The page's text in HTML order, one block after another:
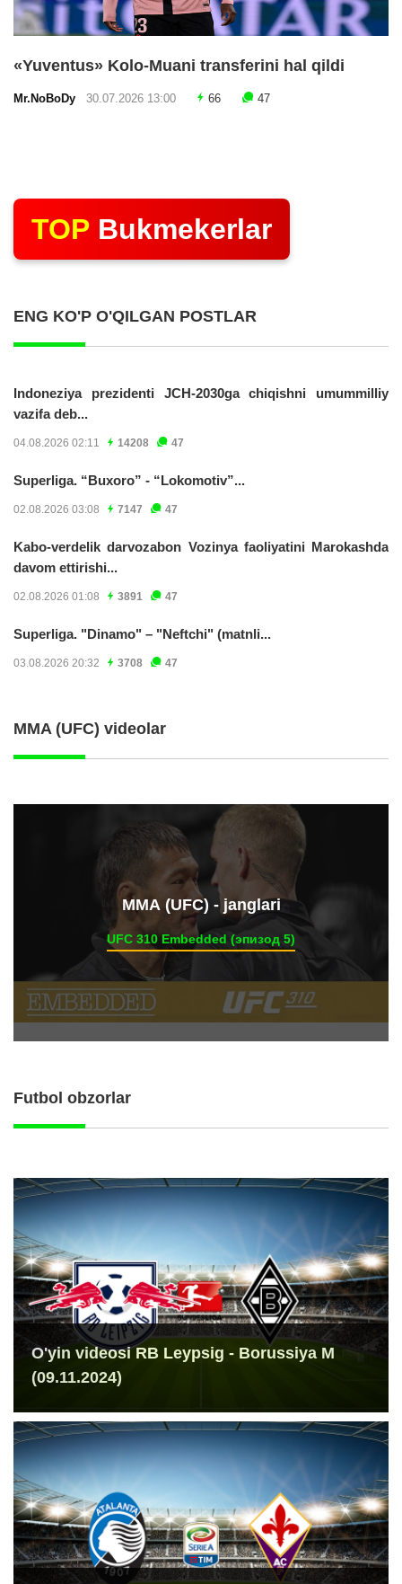
«Yuventus» Kolo-Muani transferini hal qildi
Mr.NoBoDy 30.07.2026 13:00 66 47
TOP Bukmekerlar
ENG KO'P O'QILGAN POSTLAR
Indoneziya prezidenti JCH-2030ga chiqishni umummilliy
vazifa deb...
04.08.2026 02:11 14208 47
Superliga. “Buxoro” - “Lokomotiv”...
02.08.2026 03:08 7147 47
Kabo-verdelik darvozabon Vozinya faoliyatini Marokashda
davom ettirishi...
02.08.2026 01:08 3891 47
Superliga. "Dinamo" – "Neftchi" (matnli...
03.08.2026 20:32 3708 47
MMA (UFC) videolar
ММА (UFC) - janglari
UFC 310 Embedded (эпизод 5)
Futbol obzorlar
O'yin videosi RB Leypsig - Borussiya M
(09.11.2024)